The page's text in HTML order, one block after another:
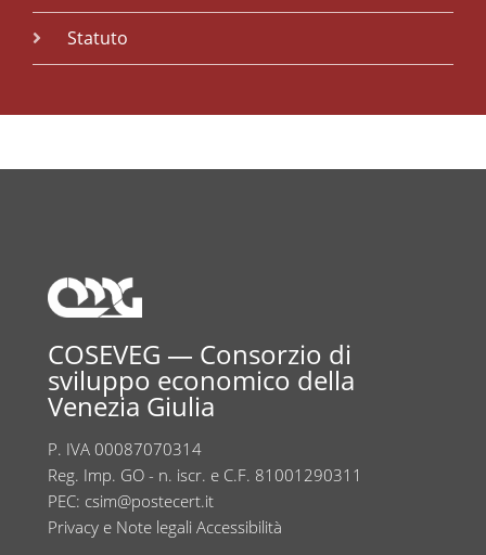
Statuto
COSEVEG — Consorzio di
sviluppo economico della
Venezia Giulia
P. IVA 00087070314
Reg. Imp. GO - n. iscr. e C.F. 81001290311
PEC: csim@postecert.it
Privacy e Note legali Accessibilità